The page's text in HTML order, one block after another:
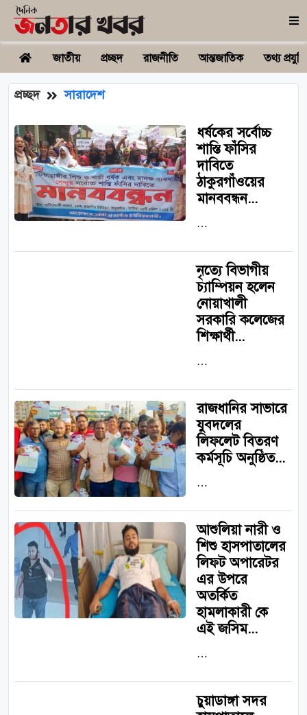
জাতীয় প্রচ্ছদ রাজনীতি আন্তজাতিক তথ্য প্রযুক্তি
প্রচ্ছদ সারাদেশ
ধর্ষকের সর্বোচ্চ
শাস্তি ফাঁসির
দাবিতে
ঠাকুরগাঁওয়ের
মানববন্ধন...
…
নৃত্যে বিভাগীয়
চ্যাম্পিয়ন হলেন
নোয়াখালী
সরকারি কলেজের
শিক্ষার্থী...
…
রাজধানির সাভারে
যুবদলের
লিফলেট বিতরণ
কর্মসূচি অনুষ্ঠিত...
…
আশুলিয়া নারী ও
শিশু হাসপাতালের
লিফট অপারেটর
এর উপরে
অতর্কিত
হামলাকারী কে
এই জসিম...
…
চুয়াডাঙ্গা সদর